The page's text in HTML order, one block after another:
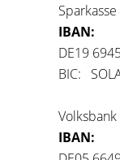
IBAN:
DE19
BIC:
IBAN: